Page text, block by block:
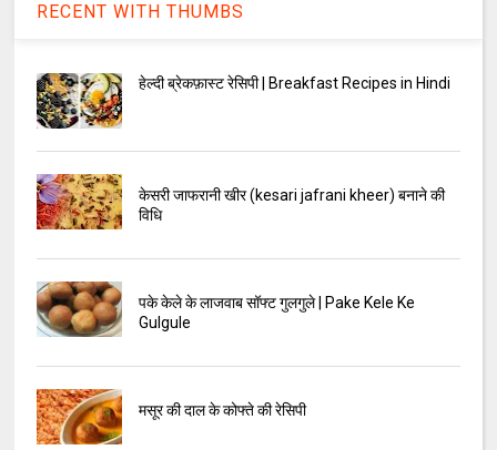
RECENT WITH THUMBS
हेल्दी ब्रेकफ़ास्ट रेसिपी | Breakfast Recipes in Hindi
केसरी जाफरानी खीर (kesari jafrani kheer) बनाने की
विधि
पके केले के लाजवाब सॉफ्ट गुलगुले | Pake Kele Ke
Gulgule
मसूर की दाल के कोफ्ते की रेसिपी